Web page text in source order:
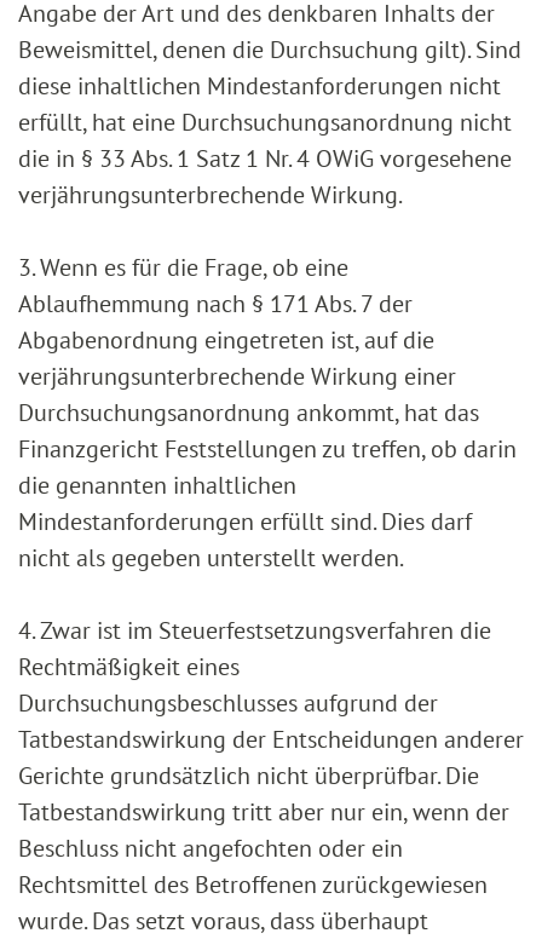
Angabe der Art und des denkbaren Inhalts der
Beweismittel, denen die Durchsuchung gilt). Sind
diese inhaltlichen Mindestanforderungen nicht
erfüllt, hat eine Durchsuchungsanordnung nicht
die in § 33 Abs. 1 Satz 1 Nr. 4 OWiG vorgesehene
verjährungsunterbrechende Wirkung.
3. Wenn es für die Frage, ob eine
Ablaufhemmung nach § 171 Abs. 7 der
Abgabenordnung eingetreten ist, auf die
verjährungsunterbrechende Wirkung einer
Durchsuchungsanordnung ankommt, hat das
Finanzgericht Feststellungen zu treffen, ob darin
die genannten inhaltlichen
Mindestanforderungen erfüllt sind. Dies darf
nicht als gegeben unterstellt werden.
4. Zwar ist im Steuerfestsetzungsverfahren die
Rechtmäßigkeit eines
Durchsuchungsbeschlusses aufgrund der
Tatbestandswirkung der Entscheidungen anderer
Gerichte grundsätzlich nicht überprüfbar. Die
Tatbestandswirkung tritt aber nur ein, wenn der
Beschluss nicht angefochten oder ein
Rechtsmittel des Betroffenen zurückgewiesen
wurde. Das setzt voraus, dass überhaupt